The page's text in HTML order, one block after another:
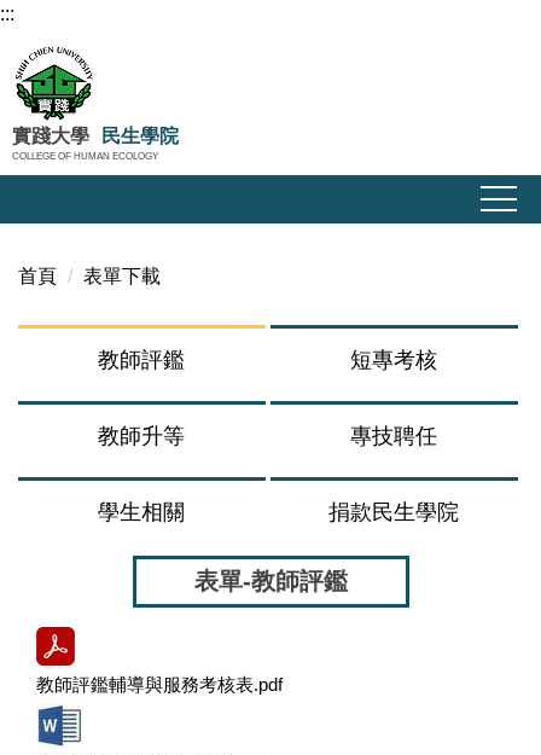
跳
主
要
內
容
:::
實踐大學 民生學院
COLLEGE OF HUMAN ECOLOGY
首頁 表單下載
教師評鑑 短專考核
教師升等 專技聘任
學生相關 捐款民生學院
表單-教師評鑑
教師評鑑輔導與服務考核表.pdf